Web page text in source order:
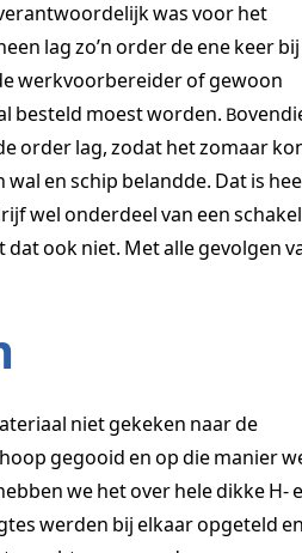
was voor het
lag zo’n order de ene keer
werkvoorbereider of gewoon
besteld moest worden.
order lag, zodat het zomaar
en schip belandde. Dat is
wel onderdeel van een
dat ook niet. Met alle gevolgen
niet gekeken naar de
gegooid en op die manier
we het over hele dikke H-
werden bij elkaar opgeteld